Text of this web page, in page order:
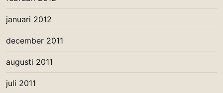
januari 2012
december 2011
augusti 2011
juli 2011